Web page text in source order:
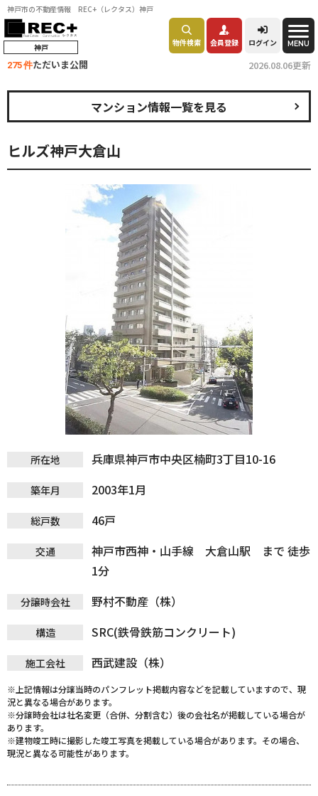
神戸市の不動産情報 REC+（レクタス）神戸
神戸 物件検索 会員登録 ログイン MENU
275 件ただいま公開 2026.08.06更新
ヒルズ神戸大倉山
マンション情報一覧を見る
所在地 兵庫県神戸市中央区楠町3丁目10-16
築年月 2003年1月
総戸数 46戸
交通
神戸市西神・山手線 大倉山駅 まで 徒歩
1分
分譲時会社 野村不動産（株）
構造 SRC(鉄骨鉄筋コンクリート)
施工会社 西武建設（株）
※上記情報は分譲当時のパンフレット掲載内容などを記載していますので、現
況と異なる場合があります。
※分譲時会社は社名変更（合併、分割含む）後の会社名が掲載している場合が
あります。
※建物竣工時に撮影した竣工写真を掲載している場合があります。その場合、
現況と異なる可能性があります。